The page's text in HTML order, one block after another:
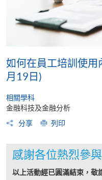
如何在員工培訓使
月19日)
相關學科
金融科技及金融分析
分享
列印
感謝各位熱烈參與
以上活動經已圓滿結束，敬